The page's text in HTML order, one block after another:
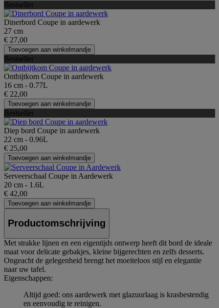
Bestseller
Dinerbord Coupe in aardewerk
27 cm
€ 27,00
Toevoegen aan winkelmandje
Bestseller
Ontbijtkom Coupe in aardewerk
16 cm - 0.77L
€ 22,00
Toevoegen aan winkelmandje
Bestseller
Diep bord Coupe in aardewerk
22 cm - 0.96L
€ 25,00
Toevoegen aan winkelmandje
Serveerschaal Coupe in Aardewerk
20 cm - 1.6L
€ 42,00
Toevoegen aan winkelmandje
Productomschrijving
Met strakke lijnen en een eigentijds ontwerp heeft dit bord de ideale
maat voor delicate gebakjes, kleine bijgerechten en zelfs desserts.
Ongeacht de gelegenheid brengt het moeiteloos stijl en elegantie
naar uw tafel.
Eigenschappen:
Altijd goed: ons aardewerk met glazuurlaag is krasbestendig
en eenvoudig te reinigen.